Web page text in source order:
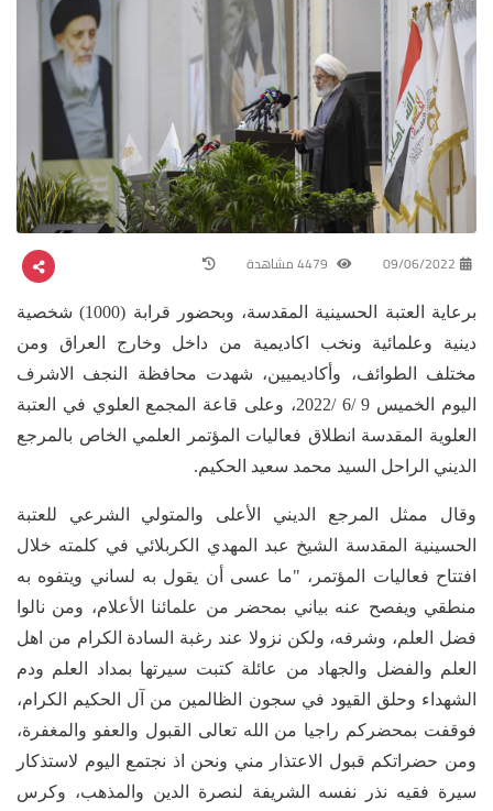
09/06/2022
برعاية العتبة الحسينية المقدسة، وبحضور قرابة (1000) شخصية
دينية وعلمائية ونخب اكاديمية من داخل وخارج العراق ومن
مختلف الطوائف، وأكاديميين، شهدت محافظة النجف الاشرف
اليوم الخميس 9 /6 /2022، وعلى قاعة المجمع العلوي في العتبة
العلوية المقدسة انطلاق فعاليات المؤتمر العلمي الخاص بالمرجع
الديني الراحل السيد محمد سعيد الحكيم.
وقال ممثل المرجع الديني الأعلى والمتولي الشرعي للعتبة
الحسينية المقدسة الشيخ عبد المهدي الكربلائي في كلمته خلال
افتتاح فعاليات المؤتمر، "ما عسى أن يقول به لساني ويتفوه به
منطقي ويفصح عنه بياني بمحضر من علمائنا الأعلام، ومن نالوا
فضل العلم، وشرفه، ولكن نزولا عند رغبة السادة الكرام من اهل
العلم والفضل والجهاد من عائلة كتبت سيرتها بمداد العلم ودم
الشهداء وحلق القيود في سجون الظالمين من آل الحكيم الكرام،
فوقفت بمحضركم راجيا من الله تعالى القبول والعفو والمغفرة،
ومن حضراتكم قبول الاعتذار مني ونحن اذ نجتمع اليوم لاستذكار
سيرة فقيه نذر نفسه الشريفة لنصرة الدين والمذهب، وكرس